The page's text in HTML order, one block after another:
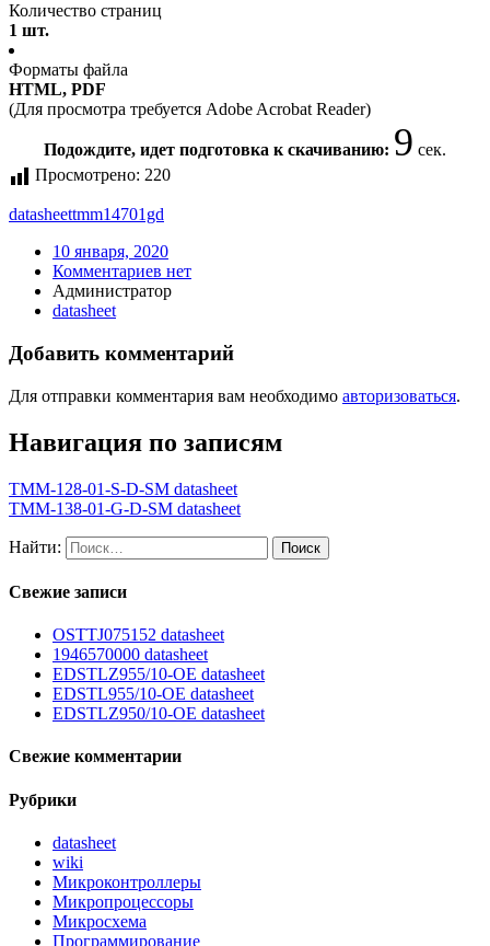
Количество страниц
1 шт.
Форматы файла
HTML, PDF
(Для просмотра требуется Adobe Acrobat Reader)
Подождите, идет подготовка к скачиванию: 8 сек.
Просмотрено: 220
datasheettmm14701gd
10 января, 2020
Комментариев нет
Администратор
datasheet
Добавить комментарий
Для отправки комментария вам необходимо авторизоваться.
Навигация по записям
TMM-128-01-S-D-SM datasheet
TMM-138-01-G-D-SM datasheet
Найти:
Свежие записи
OSTTJ075152 datasheet
1946570000 datasheet
EDSTLZ955/10-OE datasheet
EDSTL955/10-OE datasheet
EDSTLZ950/10-OE datasheet
Свежие комментарии
Рубрики
datasheet
wiki
Микроконтроллеры
Микропроцессоры
Микросхема
Программирование